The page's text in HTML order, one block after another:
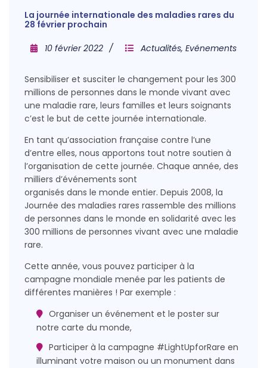
La journée internationale des maladies rares du
28 février prochain
10 février 2022
Actualités, Evénements
Sensibiliser et susciter le changement pour les 300
millions de personnes dans le monde vivant avec
une maladie rare, leurs familles et leurs soignants
c’est le but de cette journée internationale.
En tant qu’association française contre l’une
d’entre elles, nous apportons tout notre soutien à
l’organisation de cette journée. Chaque année, des
milliers d’événements sont
organisés dans le monde entier. Depuis 2008, la
Journée des maladies rares rassemble des millions
de personnes dans le monde en solidarité avec les
300 millions de personnes vivant avec une maladie
rare.
Cette année, vous pouvez participer à la
campagne mondiale menée par les patients de
différentes manières ! Par exemple :
Organiser un événement et le poster sur
notre carte du monde,
Participer à la campagne #LightUpforRare en
illuminant votre maison ou un monument dans